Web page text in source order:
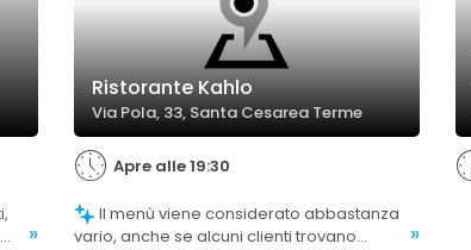
»
Ristorante Kahlo
Via Pola, 33, Santa Cesarea Terme
Apre alle 19:30
Il menù viene considerato abbastanza
vario, anche se alcuni clienti trovano
»